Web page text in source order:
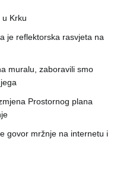
u Krku
je reflektorska rasvjeta na
muralu, zaboravili smo
Prostornog plana
govor mržnje na internetu i